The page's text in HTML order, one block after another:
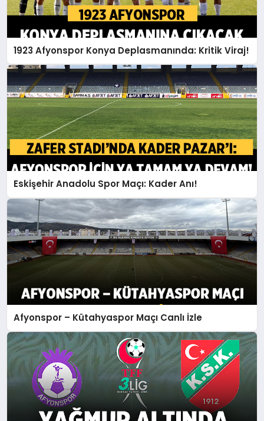
1923 Afyonspor Konya Deplasmanında: Kritik Viraj!
Eskişehir Anadolu Spor Maçı: Kader Anı!
Afyonspor – Kütahyaspor Maçı Canlı İzle